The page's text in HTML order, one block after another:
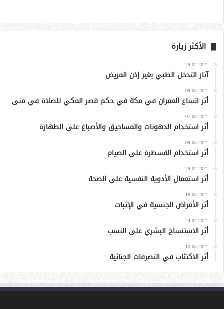
الأكثر زيارة
29-04-2021
آثار التدخل الطبي بغير إذن المريض
09-05-2021
أثر اتساع العمران في مكة في حكم قصر المكي للصلاة في منى
07-05-2021
أثر استخدام الدهونات والمساحيق والأصباغ على الطهارة
09-05-2021
أثر استخدام القسطرة على الصيام
29-04-2021
أثر استعمال الأدوية النفسية على الصحة
18-05-2021
أثر الأمراض الجنسية في الإثبات
24-04-2021
أثر الاستنساخ البشري على النسب
10-05-2021
أثر الاكتئاب في التصرفات الجنائية